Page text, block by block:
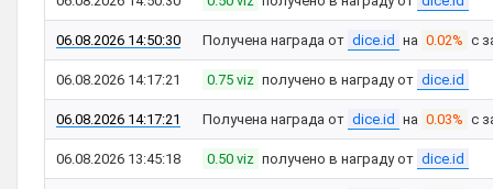
06.08.2026 14:50:30 Получена награда от dice.id на 0.02% с
06.08.2026 14:17:21 0.75 viz получено в награду от dice.id
06.08.2026 14:17:21 Получена награда от dice.id на 0.03% с
06.08.2026 13:45:18 0.50 viz получено в награду от dice.id